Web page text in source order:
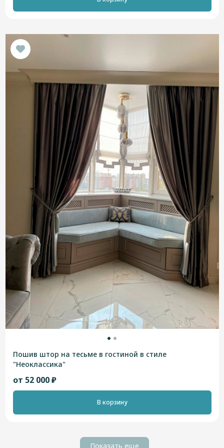
Пошив штор на тесьме в гостиной в стиле
"Неоклассика"
от 52 000 ₽
В корзину
Показать еще